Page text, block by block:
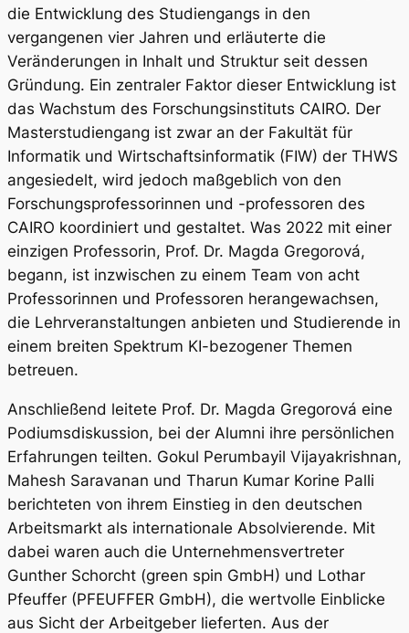
die Entwicklung des Studiengangs in den
vergangenen vier Jahren und erläuterte die
Veränderungen in Inhalt und Struktur seit dessen
Gründung. Ein zentraler Faktor dieser Entwicklung ist
das Wachstum des Forschungsinstituts CAIRO. Der
Masterstudiengang ist zwar an der Fakultät für
Informatik und Wirtschaftsinformatik (FIW) der THWS
angesiedelt, wird jedoch maßgeblich von den
Forschungsprofessorinnen und -professoren des
CAIRO koordiniert und gestaltet. Was 2022 mit einer
einzigen Professorin, Prof. Dr. Magda Gregorová,
begann, ist inzwischen zu einem Team von acht
Professorinnen und Professoren herangewachsen,
die Lehrveranstaltungen anbieten und Studierende in
einem breiten Spektrum KI-bezogener Themen
betreuen.
Anschließend leitete Prof. Dr. Magda Gregorová eine
Podiumsdiskussion, bei der Alumni ihre persönlichen
Erfahrungen teilten. Gokul Perumbayil Vijayakrishnan,
Mahesh Saravanan und Tharun Kumar Korine Palli
berichteten von ihrem Einstieg in den deutschen
Arbeitsmarkt als internationale Absolvierende. Mit
dabei waren auch die Unternehmensvertreter
Gunther Schorcht (green spin GmbH) und Lothar
Pfeuffer (PFEUFFER GmbH), die wertvolle Einblicke
aus Sicht der Arbeitgeber lieferten. Aus der